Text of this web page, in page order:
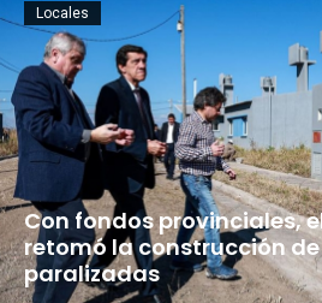
Locales
Con fondos provinciales,
retomó la construcción
paralizadas